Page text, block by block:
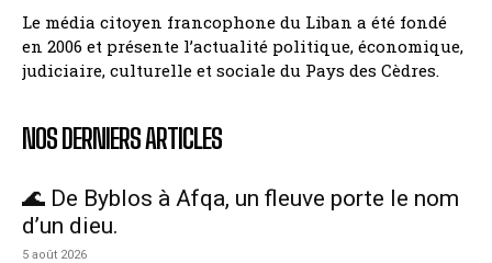
Le média citoyen francophone du Liban a été fondé
en 2006 et présente l’actualité politique, économique,
judiciaire, culturelle et sociale du Pays des Cèdres.
NOS DERNIERS ARTICLES
🌊 De Byblos à Afqa, un fleuve porte le nom
d’un dieu.
5 août 2026